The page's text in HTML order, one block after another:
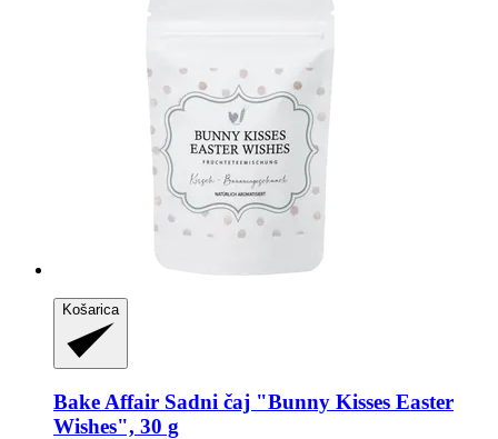
Košarica
Bake Affair Sadni čaj "Bunny Kisses Easter
Wishes", 30 g